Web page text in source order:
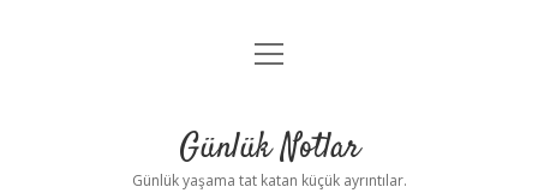
Anasayfa
Yasal Uyarı
menüyü
Günlük Notlar
Günlük yaşama tat katan küçük ayrıntılar.